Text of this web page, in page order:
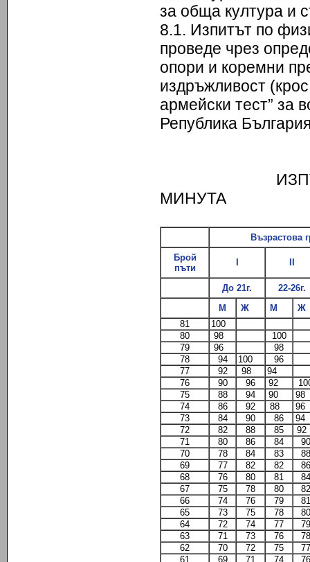
за обща култура и
8.1. Изпитът по
проведе чрез
опори и коремни
издръжливост
армейски тест” за
Република
МИНУТА
Възрастова
Брой
пъти
До 21г.
22-26г.
М
Ж М
Ж
81
100
80
98
100
79
96
98
78
94 100
96
77
92 98
94
76
90 96 92
75
88 94 90
74
86 92 88
73
84 90 86
72
82 88 85
71
80 86 84
90
70
78 84 83
88
69
77 82 82
86
68
76 80 81
84
67
75 78 80
82
66
74 76 79
81
65
73 75 78
80
64
72 74 77
79
63
71 73 76
78
62
70 72 75
77
61
69 71 74 76